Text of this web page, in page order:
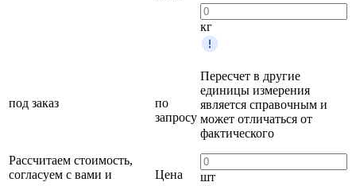
под заказ
Рассчитаем стоимость,
согласуем с вами и
по
запросу
Цена
кг
Пересчет в другие
единицы измерения
является справочным и
может отличаться от
фактического
шт